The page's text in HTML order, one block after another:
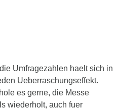
Umfragezahlen haelt sich in
Ueberraschungseffekt.
es gerne, die Messe
wiederholt, auch fuer